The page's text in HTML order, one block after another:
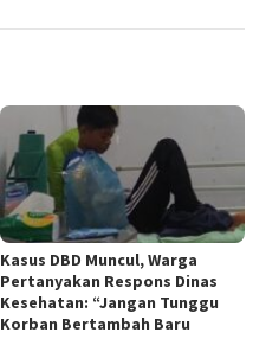
Kasus DBD Muncul, Warga
Pertanyakan Respons Dinas
Kesehatan: “Jangan Tunggu
Korban Bertambah Baru